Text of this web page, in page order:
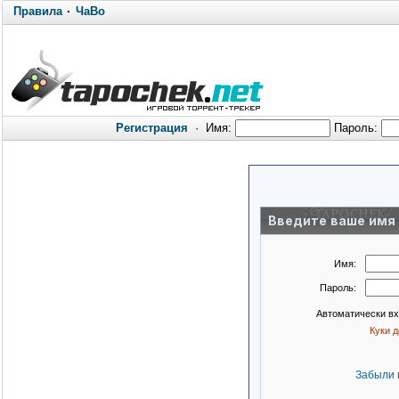
Правила· ЧаВо
Регистрация · Имя: Пароль:
Введите ваше имя
Имя:
Пароль:
Автоматически
Куки
Забыли